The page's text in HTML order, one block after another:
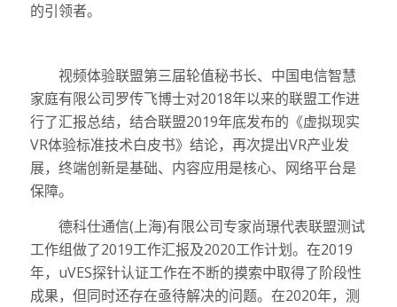
的引领者。
视频体验联盟第三届轮值秘书长、中国电信智慧
家庭有限公司罗传飞博士对2018年以来的联盟工作进
行了汇报总结，结合联盟2019年底发布的《虚拟现实
VR体验标准技术白皮书》结论，再次提出VR产业发
展，终端创新是基础、内容应用是核心、网络平台是
保障。
德科仕通信(上海)有限公司专家尚璟代表联盟测试
工作组做了2019工作汇报及2020工作计划。在2019
年，uVES探针认证工作在不断的摸索中取得了阶段性
成果，但同时还存在亟待解决的问题。在2020年，测